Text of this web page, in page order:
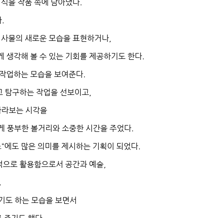
을 작품 속에 담아냈다.
.
물의 새로운 모습을 표현하거나,
생각해 볼 수 있는 기회를 제공하기도 한다.
업하는 모습을 보여준다.
탐구하는 작업을 선보이고
보는 시각을
풍부한 볼거리와 소중한 시간을 주었다.
“에도 많은 의미를 제시하는 기획이 되었다.
으로 활용함으로서 공간과 예술,
도 하는 모습을 보면서